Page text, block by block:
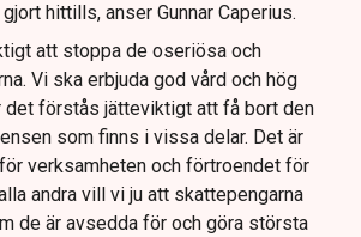
hittills, anser Gunnar Caperius.
att stoppa de oseriösa och
Vi ska erbjuda god vård och hög
det förstås jätteviktigt att få bort den
som finns i vissa delar. Det är
verksamheten och förtroendet för
andra vill vi ju att skattepengarna
de är avsedda för och göra största